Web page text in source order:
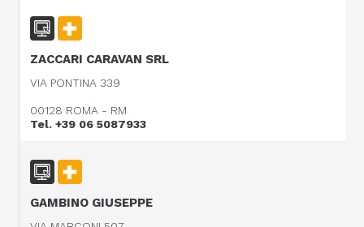
ZACCARI CARAVAN SRL
VIA PONTINA 339
00128 ROMA - RM
Tel. +39 06 5087933
GAMBINO GIUSEPPE